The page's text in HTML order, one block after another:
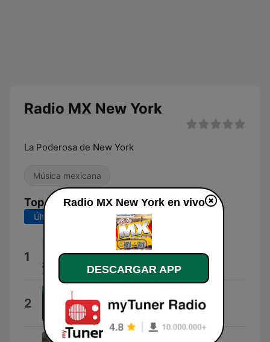
Radio MX New York
La Poderosa de New York
Música mexicana
Top Canciones
Últimos 7 días Últimos 30 días
1 128 Kbps (1999)
Oravin
2 Cumbia Del Sonidero
Sonidero
Radio MX New York en vivo
DESCARGAR APP